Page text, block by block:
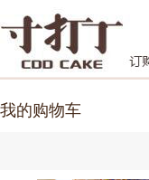
我的购物车